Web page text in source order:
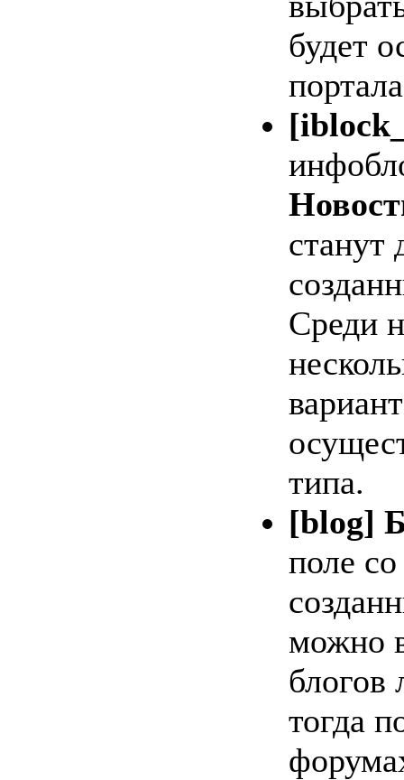
будет
станут
Среди
типа.
[blog]
поле
можно
блогов
тогда